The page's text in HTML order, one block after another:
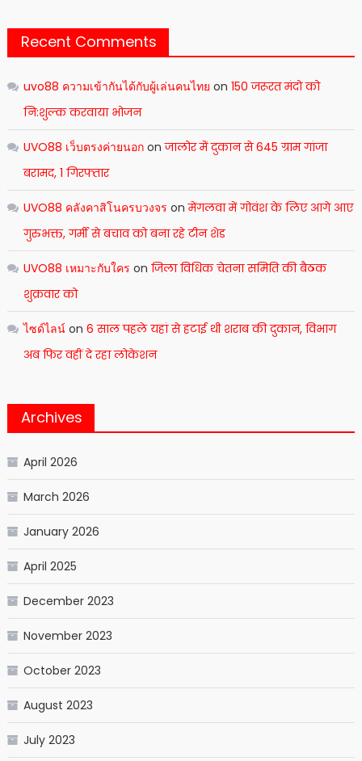
Recent Comments
uvo88 ความเข้ากันได้กับผู้เล่นคนไทย on 150 जरूरत मंदो को
नि:शुल्क करवाया भोजन
UVO88 เว็บตรงค่ายนอกonजालोर मेंं दुकान से 645 ग्राम गांजा
बरामद, 1 गिरफ्तार
UVO88 คลังคาสิโนครบวงจร onमेंगलवा में गोवंश के लिए आगे आए
गुरुभक्त, गर्मी से बचाव को बना रहे टीन शेड
UVO88 เหมาะกับใคร on जिला विधिक चेतना समिति की बैठक
शुक्रवार को
ไซด์ไลน์on 6 साल पहले यहां से हटाई थी शराब की दुकान, विभाग
अब फिर वहीं दे रहा लोकेशन
Archives
April 2026
March 2026
January 2026
April 2025
December 2023
November 2023
October 2023
August 2023
July 2023